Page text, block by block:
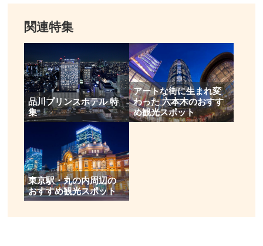
ルズに匹敵するスケールとインパクトを誇る街とし
て完成しました。
東京都港区虎ノ門
料金／入場無料
営業時間／グルメ 11:00～23:00、ショップ 11:00～
21:00 ※詳しくは公式サイトをご確認ください。
定休日／なし
アクセス／東京メトロ銀座線 虎ノ門駅(1番出口)より徒
歩約5分。東京メトロ日比谷線 神谷町駅(3番出口)より
徒歩約6分。東京メトロ千代田線・丸ノ内線・日比谷線
霞ヶ関駅(A12出口)より徒歩約8分。④都営三田線 内幸
関連特集
品川プリンスホテル 特
集
アートな街に生まれ変
わった 六本木のおすす
め観光スポット
東京駅・丸の内周辺の
おすすめ観光スポット